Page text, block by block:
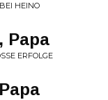
HEINO
Papa
ERFOLGE